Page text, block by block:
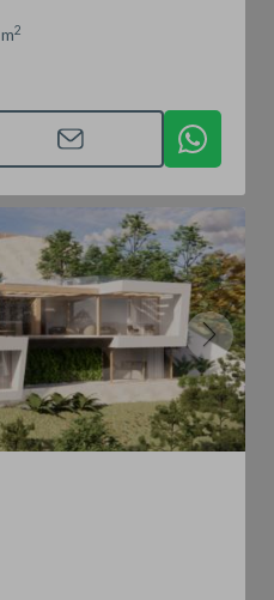
2